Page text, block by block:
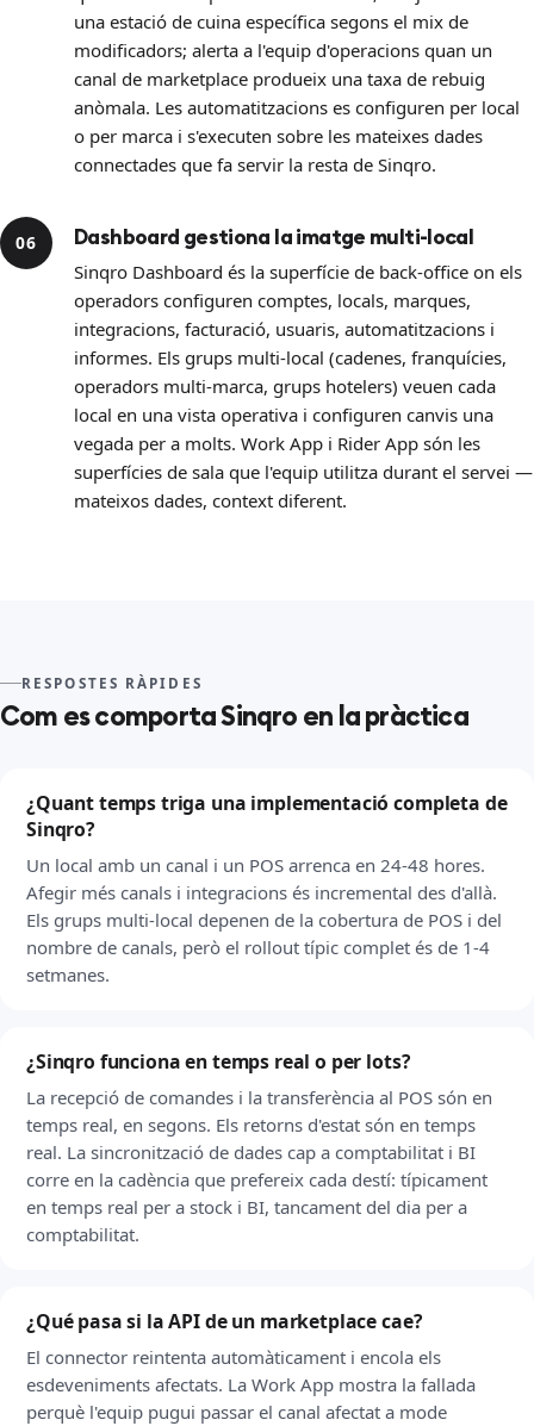
una estació de cuina específica segons el mix de
modificadors; alerta a l'equip d'operacions quan un
canal de marketplace produeix una taxa de rebuig
anòmala. Les automatitzacions es configuren per local
o per marca i s'executen sobre les mateixes dades
connectades que fa servir la resta de Sinqro.
06 Dashboard gestiona la imatge multi-local
Sinqro Dashboard és la superfície de back-office on els
operadors configuren comptes, locals, marques,
integracions, facturació, usuaris, automatitzacions i
informes. Els grups multi-local (cadenes, franquícies,
operadors multi-marca, grups hotelers) veuen cada
local en una vista operativa i configuren canvis una
vegada per a molts. Work App i Rider App són les
superfícies de sala que l'equip utilitza durant el servei —
mateixos dades, context diferent.
RESPOSTES RÀPIDES
Com es comporta Sinqro en la pràctica
¿Quant temps triga una implementació completa de
Sinqro?
Un local amb un canal i un POS arrenca en 24-48 hores.
Afegir més canals i integracions és incremental des d'allà.
Els grups multi-local depenen de la cobertura de POS i del
nombre de canals, però el rollout típic complet és de 1-4
setmanes.
¿Sinqro funciona en temps real o per lots?
La recepció de comandes i la transferència al POS són en
temps real, en segons. Els retorns d'estat són en temps
real. La sincronització de dades cap a comptabilitat i BI
corre en la cadència que prefereix cada destí: típicament
en temps real per a stock i BI, tancament del dia per a
comptabilitat.
¿Qué pasa si la API de un marketplace cae?
El connector reintenta automàticament i encola els
esdeveniments afectats. La Work App mostra la fallada
perquè l'equip pugui passar el canal afectat a mode